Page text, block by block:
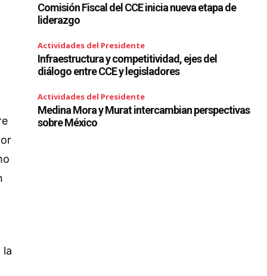
la
Comisión Fiscal del CCE inicia nueva etapa de
liderazgo
Actividades del Presidente
Infraestructura y competitividad, ejes del
diálogo entre CCE y legisladores
Actividades del Presidente
Medina Mora y Murat intercambian perspectivas
sobre México